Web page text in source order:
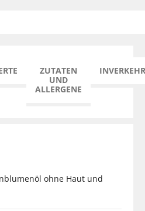
ZUTATEN
UND
ALLERGENE
ohne Haut und